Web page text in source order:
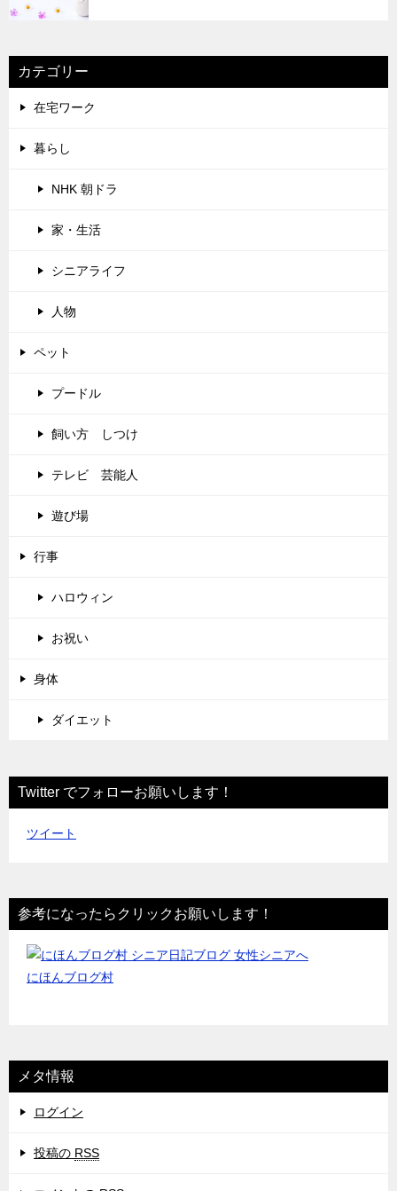
カテゴリー
在宅ワーク
暮らし
NHK 朝ドラ
家・生活
シニアライフ
人物
ペット
プードル
飼い方 しつけ
テレビ 芸能人
遊び場
行事
ハロウィン
お祝い
身体
ダイエット
Twitter でフォローお願いします！
ツイート
参考になったらクリックお願いします！
にほんブログ村
メタ情報
ログイン
投稿の RSS